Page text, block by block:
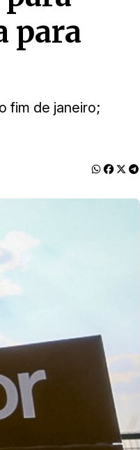
para
fim de janeiro;